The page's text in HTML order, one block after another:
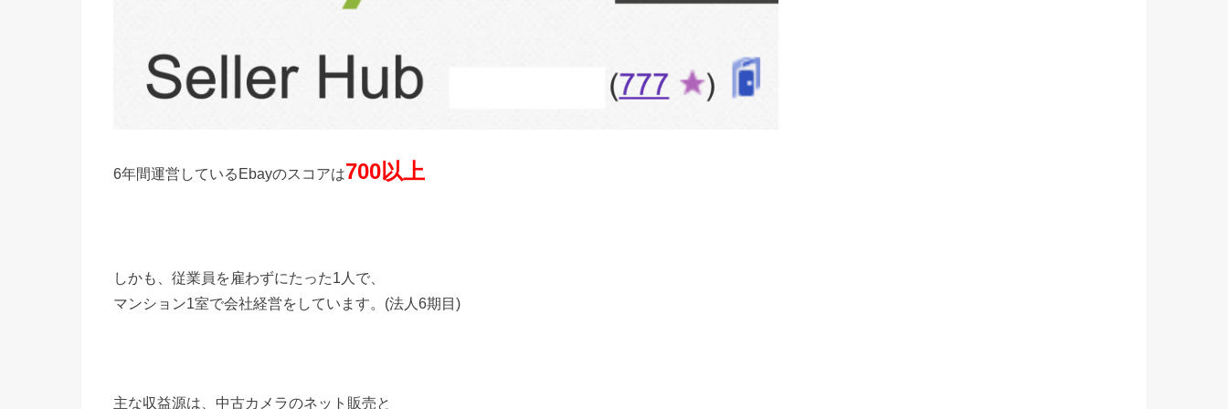
6年間運営しているEbayのスコアは700以上
しかも、従業員を雇わずにたった1人で、
マンション1室で会社経営をしています。(法人6期目)
主な収益源は、中古カメラのネット販売と